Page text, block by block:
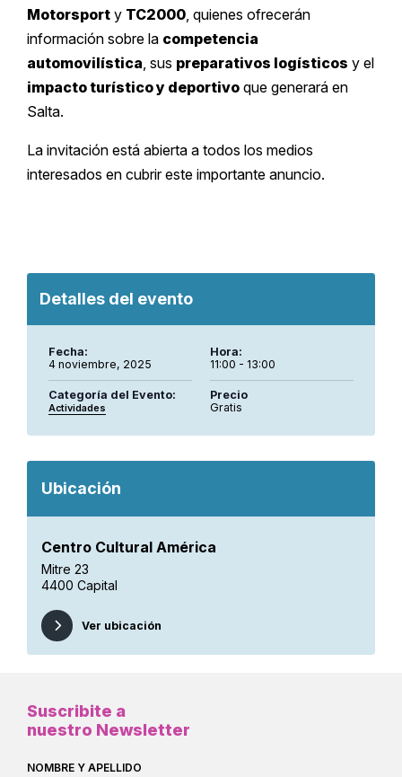
Motorsport y TC2000, quienes ofrecerán
información sobre la competencia
automovilística, sus preparativos logísticos y el
impacto turístico y deportivo que generará en
Salta.
La invitación está abierta a todos los medios
interesados en cubrir este importante anuncio.
Detalles del evento
Fecha:
4 noviembre, 2025
Hora:
11:00 - 13:00
Categoría del Evento:
Actividades
Precio
Gratis
Ubicación
Centro Cultural América
Mitre 23
4400 Capital
Ver ubicación
Suscribite a
nuestro Newsletter
NOMBRE Y APELLIDO